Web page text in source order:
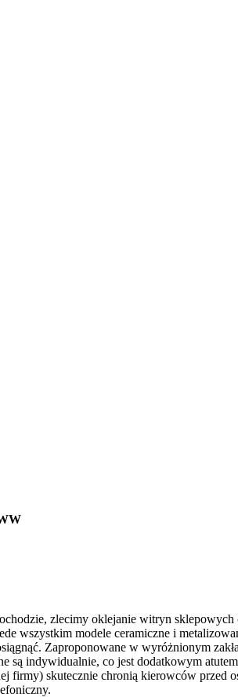
zlecimy oklejanie witryn sklepowych
wszystkim modele ceramiczne i
Zaproponowane w wyróżnionym
są indywidualnie, co jest dodatkowym
firmy) skutecznie chronią kierowców przed